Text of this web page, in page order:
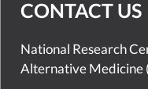
CONTACT US
National Research
Alternative Medicine